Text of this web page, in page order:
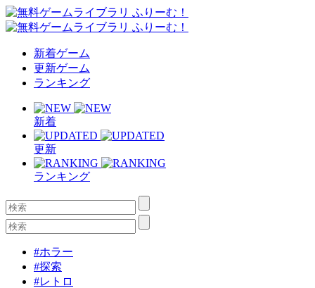
新着ゲーム
更新ゲーム
ランキング
新着
更新
ランキング
#ホラー
#探索
#レトロ